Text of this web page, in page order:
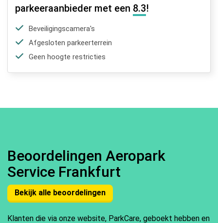
parkeeraanbieder met een 8.3!
Beveiligingscamera's
Afgesloten parkeerterrein
Geen hoogte restricties
Beoordelingen Aeropark
Service Frankfurt
Bekijk alle beoordelingen
Klanten die via onze website, ParkCare, geboekt hebben en